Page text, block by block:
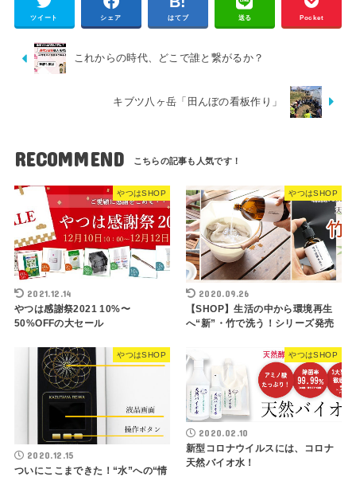
ツイート シェア はてブ 送る Pocket
これからの時代、どこで誰と繋がるか？
キブツ八ヶ岳「田んぼの看板作り」
RECOMMEND
やつはSHOP
2021.12.14
やつは感謝祭2021 10%〜
50%OFFの大セール
やつはSHOP
2020.09.26
【SHOP】生活の中から環境再生
へ“新”・竹で洗う！シリーズ発売
やつはSHOP
2020.12.15
ついにここまできた！“水”への“情
やつはSHOP
2020.02.10
新型コロナウイルスには、コロナ
天然バイオ水！